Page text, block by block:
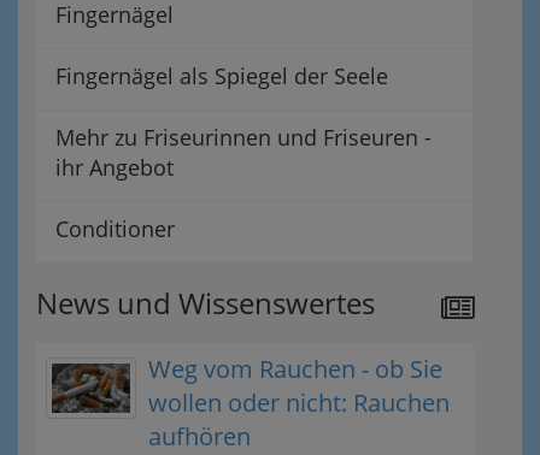
Fingernägel
Fingernägel als Spiegel der Seele
Mehr zu Friseurinnen und Friseuren -
ihr Angebot
Conditioner
News und Wissenswertes
Weg vom Rauchen - ob Sie
wollen oder nicht: Rauchen
aufhören